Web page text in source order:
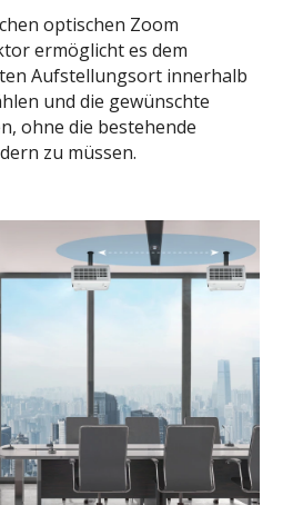
optischen Zoom
ermöglicht es dem
Aufstellungsort innerhalb
und die gewünschte
ohne die bestehende
zu müssen.​